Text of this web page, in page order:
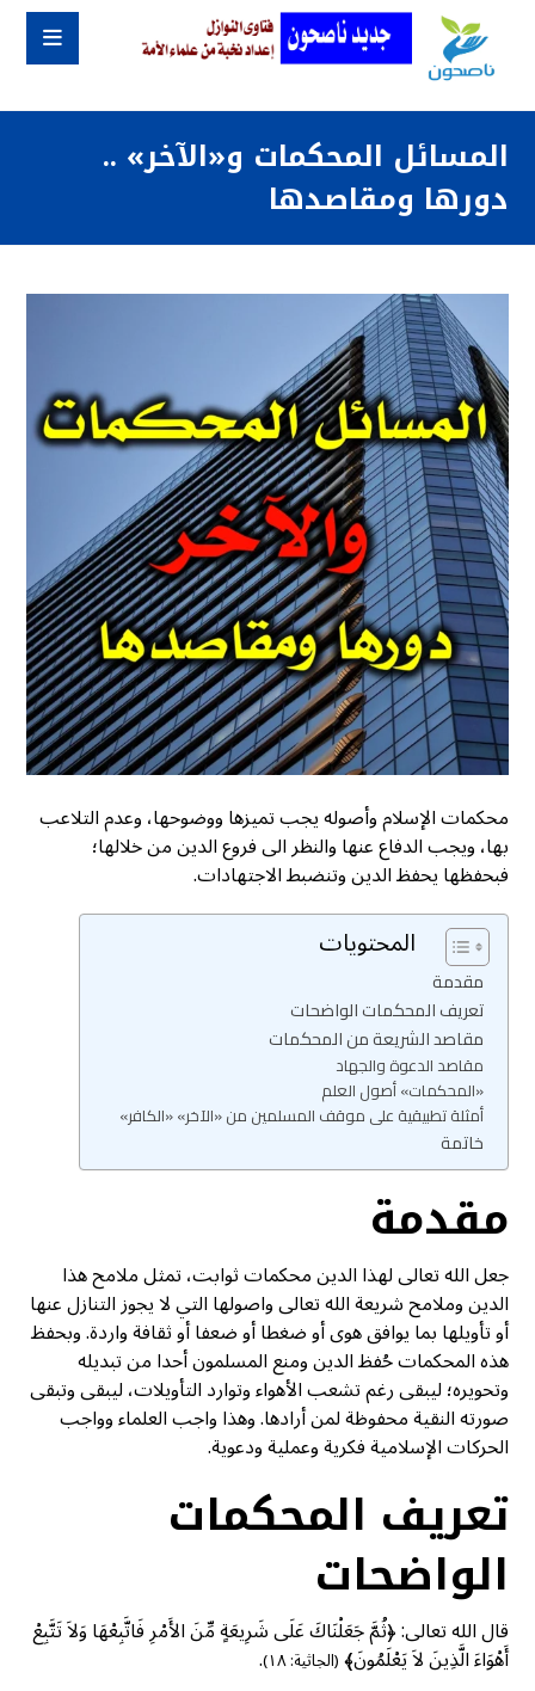
المسائل المحكمات و«الآخر» ..
دورها ومقاصدها
محكمات الإسلام وأصوله يجب تميزها ووضوحها، وعدم التلاعب
بها، ويجب الدفاع عنها والنظر الى فروع الدين من خلالها؛
فبحفظها يحفظ الدين وتنضبط الاجتهادات.
المحتويات
مقدمة
تعريف المحكمات الواضحات
مقاصد الشريعة من المحكمات
مقاصد الدعوة والجهاد
«المحكمات» أصول العلم
أمثلة تطبيقية على موقف المسلمين من «الآخر» «الكافر»
خاتمة
مقدمة
جعل الله تعالى لهذا الدين محكمات ثوابت، تمثل ملامح هذا
الدين وملامح شريعة الله تعالى واصولها التي لا يجوز التنازل عنها
أو تأويلها بما يوافق هوى أو ضغطا أو ضعفا أو ثقافة واردة. وبحفظ
هذه المحكمات حُفظ الدين ومنع المسلمون أحدا من تبديله
وتحويره؛ ليبقى رغم تشعب الأهواء وتوارد التأويلات، ليبقى وتبقى
صورته النقية محفوظة لمن أرادها. وهذا واجب العلماء وواجب
الحركات الإسلامية فكرية وعملية ودعوية.
تعريف المحكمات
الواضحات
قال الله تعالى: ﴿ثُمَّ جَعَلْنَاكَ عَلَى شَرِيعَةٍ مِّنَ الأَمْرِ فَاتَّبِعْهَا وَلاَ تَتَّبِعْ
أَهْوَاءَ الَّذِينَ لاَ يَعْلَمُونَ﴾(الجاثية: ١٨)
.